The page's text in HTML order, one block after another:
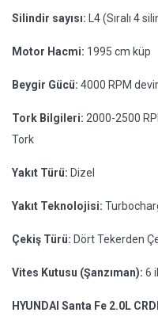
Silindir sayısı: L4 (Sıralı 4
Motor Hacmi: 1995 cm küp
Beygir Gücü: 4000 RPM
Tork Bilgileri: 2000-2500
Tork
Yakıt Türü: Dizel
Yakıt Teknolojisi:
Çekiş Türü: Dört Tekerden
Vites Kutusu (Şanzıman): 6
HYUNDAI Santa Fe 2.0L